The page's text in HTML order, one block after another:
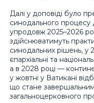
Далі у доповіді було
синодального
упродовж 2025–2026
здійснюватимуть
синодальних рішень, у
єпархіальні та
а в 2028 році —
у жовтні у Ватикані
що стане
загальноцерковного